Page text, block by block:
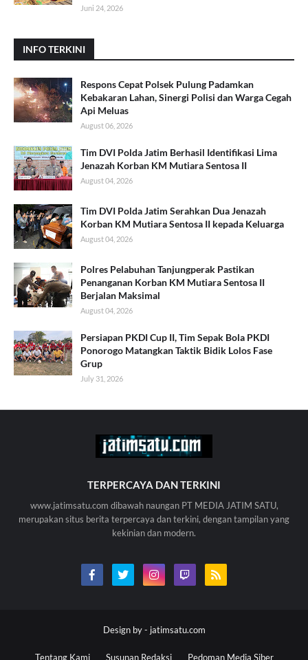
Juni 24, 2026
INFO TERKINI
Respons Cepat Polsek Pulung Padamkan
Kebakaran Lahan, Sinergi Polisi dan Warga Cegah
Api Meluas
August 06, 2026
Tim DVI Polda Jatim Berhasil Identifikasi Lima
Jenazah Korban KM Mutiara Sentosa II
August 04, 2026
Tim DVI Polda Jatim Serahkan Dua Jenazah
Korban KM Mutiara Sentosa II kepada Keluarga
August 04, 2026
Polres Pelabuhan Tanjungperak Pastikan
Penanganan Korban KM Mutiara Sentosa II
Berjalan Maksimal
August 04, 2026
Persiapan PKDI Cup II, Tim Sepak Bola PKDI
Ponorogo Matangkan Taktik Bidik Lolos Fase
Grup
July 31, 2026
TERPERCAYA DAN TERKINI
www.jatimsatu.com dibawah naungan PT MEDIA JATIM SATU,
merupakan situs berita terpercaya dan terkini, dengan tampilan yang
kekinian dan modern.
Design by - jatimsatu.com
Tentang Kami Susunan Redaksi Pedoman Media Siber